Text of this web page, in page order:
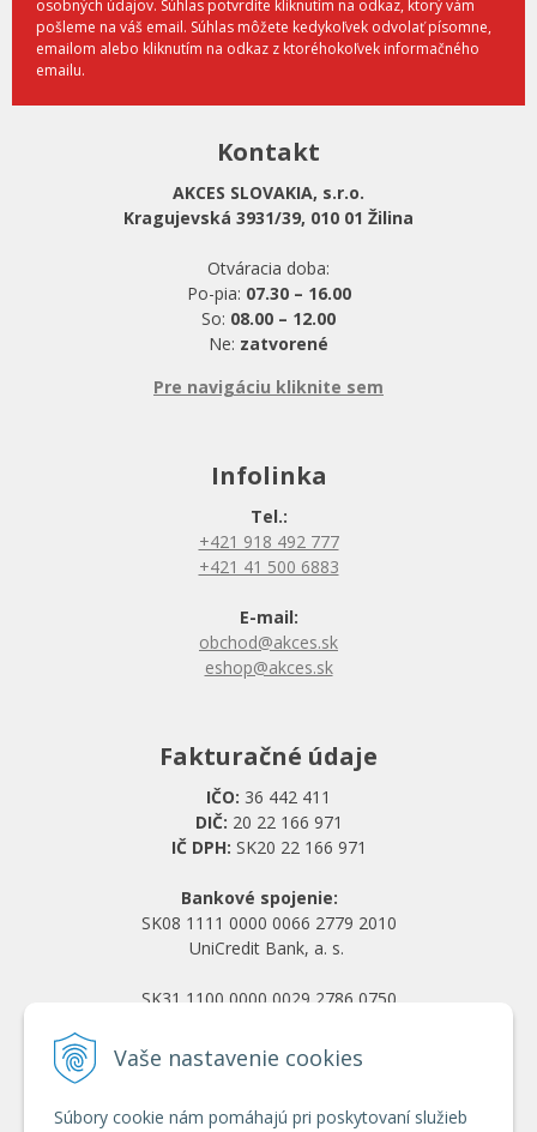
Vaše nastavenie cookies
Súbory cookie nám pomáhajú pri poskytovaní služieb
osobných údajov. Súhlas potvrdíte kliknutím na odkaz, ktorý vám
pošleme na váš email. Súhlas môžete kedykoľvek odvolať písomne,
emailom alebo kliknutím na odkaz z ktoréhokoľvek informačného
emailu.
Kontakt
AKCES SLOVAKIA, s.r.o.
Kragujevská 3931/39, 010 01 Žilina
Otváracia doba:
Po-pia: 07.30 – 16.00
So: 08.00 – 12.00
Ne: zatvorené
Pre navigáciu kliknite sem
Infolinka
Tel.:
+421 918 492 777
+421 41 500 6883
E-mail:
obchod@akces.sk
eshop@akces.sk
Fakturačné údaje
IČO: 36 442 411
DIČ: 20 22 166 971
IČ DPH: SK20 22 166 971
Bankové spojenie:
SK08 1111 0000 0066 2779 2010
UniCredit Bank, a. s.
SK31 1100 0000 0029 2786 0750